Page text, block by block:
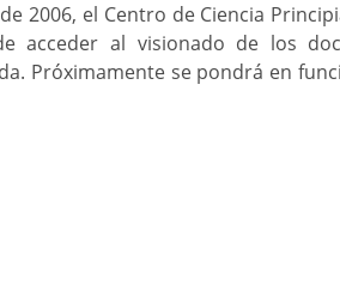
2006, el Centro de Ciencia
acceder al visionado de los
Próximamente se pondrá en